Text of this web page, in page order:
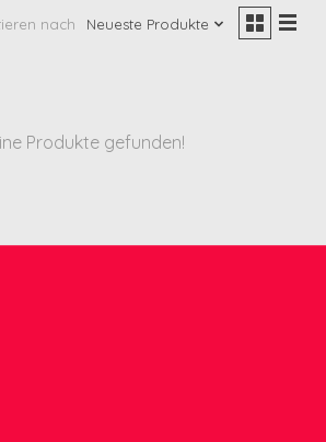
nach Neueste Produkte
Produkte gefunden!